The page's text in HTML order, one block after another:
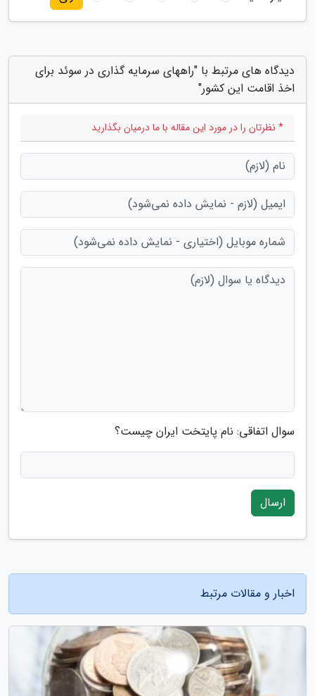
دیدگاه های مرتبط با "راههای سرمایه گذاری در سوئد برای
اخذ اقامت این کشور"
* نظرتان را در مورد این مقاله با ما درمیان بگذارید
سوال اتفاقی: نام پایتخت ایران چیست؟
ارسال
اخبار و مقالات مرتبط